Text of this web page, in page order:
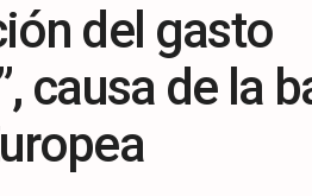
del gasto
causa de la